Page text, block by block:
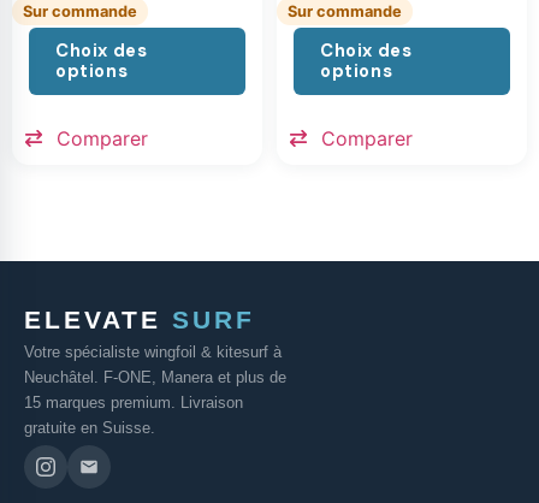
Sur commande
Choix des
options
Comparer
Sur commande
Choix des
options
Comparer
ELEVATE SURF
Votre spécialiste wingfoil & kitesurf à
Neuchâtel. F-ONE, Manera et plus de
15 marques premium. Livraison
gratuite en Suisse.